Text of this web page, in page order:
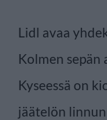
Lidl avaa
Kolmen
Kyseessä on
jäätelön